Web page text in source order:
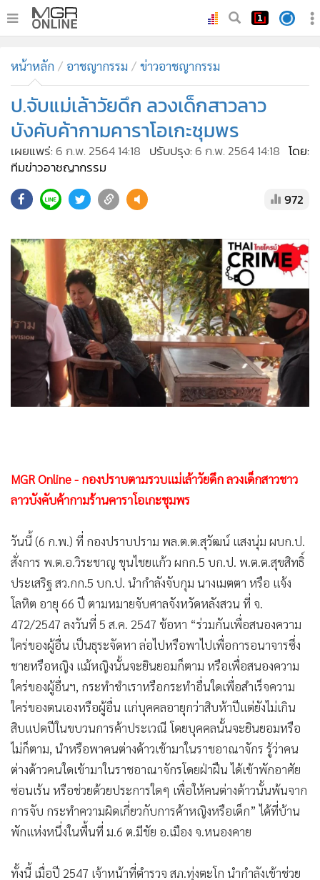
ทันเหตุการณ์
• ภาคใต้
ภูมิภาค
Online Section
• บันเทิง
• ผู้จัดการรายวัน
• คอลัมนิสต์
• CbizReview
• Cyber BIZ
• ผู้จัดกวน
• Good health & Well-being
• Green Innovation & SD
Management & HR
MGR Live
• Infographic
• กีฬา
• ต่างประเทศ
• เศรษฐกิจ-ธุรกิจ
• จีน
• ชุมชน-คุณภาพชีวิต
• อาชญากรรม
• Motoring
• เกม
• วิทยาศาสตร์
•
SMEs
•
• อินโดจีน
• กองทุนรวม
• Celeb Online
• Factcheck
• ญี่ปุ่น
• Gotomanager
หน้าหลัก อาชญากรรม ข่าวอาชญากรรม
ป.จับแม่เล้าวัยดึก ลวงเด็กสาวลาว
บังคับค้ากามคาราโอเกะชุมพร
เผยแพร่:6 ก.พ. 2564 14:18 ปรับปรุง:6 ก.พ. 2564 14:18 โดย:
ทีมข่าวอาชญากรรม
972
วันนี้ (6 ก.พ.) ที่ กองปราบปราม พล.ต.ต.สุวัฒน์ แสงนุ่ม ผบก.ป.
ประเสริฐ สว.กก.5 บก.ป. นำกำลังจับกุม นางเมตตา หรือ แจ้ง
โลหิต อายุ 66 ปี ตามหมายจับศาลจังหวัดหลังสวน ที่ จ.
472/2547 ลงวันที่ 5 ส.ค. 2547 ข้อหา “ร่วมกันเพื่อสนองความ
ใคร่ของผู้อื่น เป็นธุระจัดหา ล่อไปหรือพาไปเพื่อการอนาจารซึ่ง
ชายหรือหญิง แม้หญิงนั้นจะยินยอมก็ตาม หรือเพื่อสนองความ
ใคร่ของผู้อื่นฯ, กระทำชำเราหรือกระทำอื่นใดเพื่อสำเร็จความ
ใคร่ของตนเองหรือผู้อื่น แก่บุคคลอายุกว่าสิบห้าปีแต่ยังไม่เกิน
สิบแปดปีในขบวนการค้าประเวณี โดยบุคคลนั้นจะยินยอมหรือ
ไม่ก็ตาม, นำหรือพาคนต่างด้าวเข้ามาในราชอาณาจักร รู้ว่าคน
ต่างด้าวคนใดเข้ามาในราชอาณาจักรโดยฝ่าฝืน ได้เข้าพักอาศัย
ซ่อนเร้น หรือช่วยด้วยประการใดๆ เพื่อให้คนต่างด้าวนั้นพ้นจาก
การจับ กระทำความผิดเกี่ยวกับการค้าหญิงหรือเด็ก” ได้ที่บ้าน
พักแห่งหนึ่งในพื้นที่ ม.6 ต.มีชัย อ.เมือง จ.หนองคาย
ทั้งนี้ เมื่อปี 2547 เจ้าหน้าที่ตำรวจ สภ.ทุ่งตะโก นำกำลังเข้าช่วย
ภายในร้านคาราโอเกะแห่งหนึ่งพื้นที่ ม.6 ต.ทุ่งตระไคร